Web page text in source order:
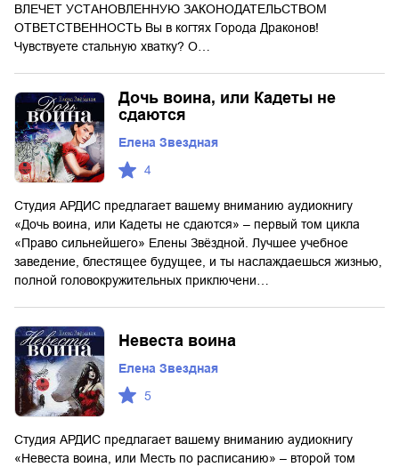
ВЛЕЧЕТ УСТАНОВЛЕННУЮ ЗАКОНОДАТЕЛЬСТВОМ
ОТВЕТСТВЕННОСТЬ Вы в когтях Города Драконов!
Чувствуете стальную хватку? О…
Дочь воина, или Кадеты не
сдаются
Елена Звездная
4
Студия АРДИС предлагает вашему вниманию аудиокнигу
«Дочь воина, или Кадеты не сдаются» – первый том цикла
«Право сильнейшего» Елены Звёздной. Лучшее учебное
заведение, блестящее будущее, и ты наслаждаешься жизнью,
полной головокружительных приключени…
Невеста воина
Елена Звездная
5
Студия АРДИС предлагает вашему вниманию аудиокнигу
«Невеста воина, или Месть по расписанию» – второй том